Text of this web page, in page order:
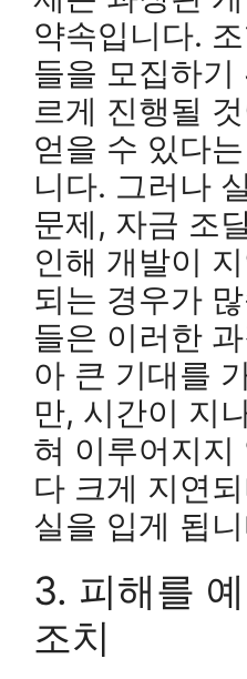
약속입니다.
들을 모집하
르게 진행될
얻을 수 있다
니다. 그러나
문제, 자금 조
인해 개발이
되는 경우가
들은 이러한
아 큰 기대를
만, 시간이 지
혀 이루어지지
다 크게 지연
실을 입게 됩
3. 피해를
조치